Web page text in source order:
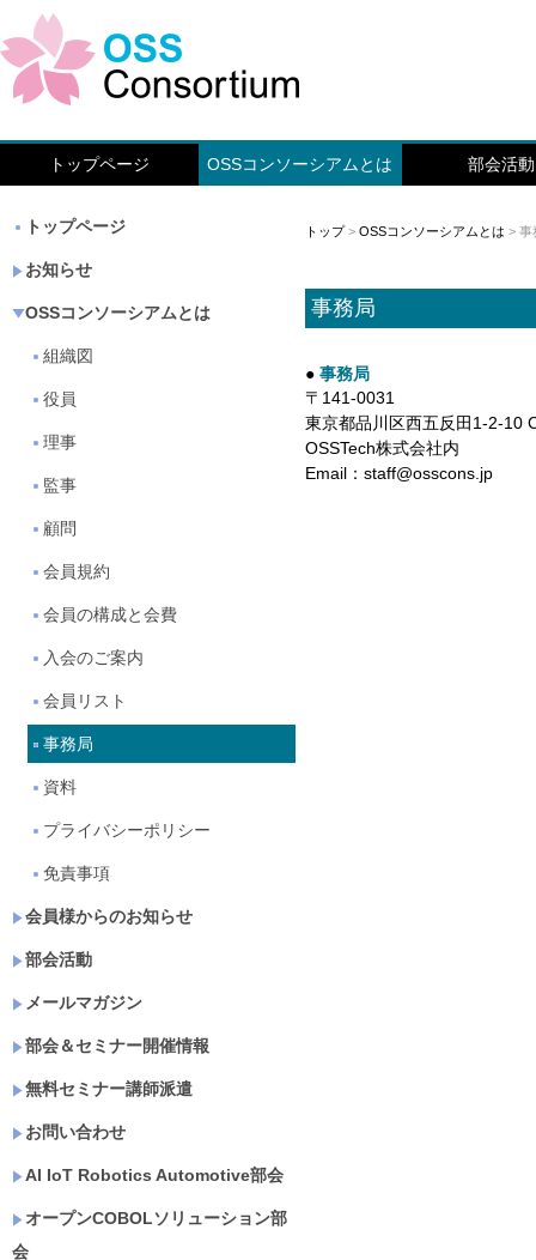
トップページ OSSコンソーシアムとは 部会活動
トップページ
お知らせ
OSSコンソーシアムとは
組織図
役員
理事
監事
顧問
会員規約
会員の構成と会費
入会のご案内
会員リスト
事務局
資料
プライバシーポリシー
免責事項
会員様からのお知らせ
部会活動
メールマガジン
部会＆セミナー開催情報
無料セミナー講師派遣
お問い合わせ
AI IoT Robotics Automotive部会
オープンCOBOLソリューション部
会
トップ> OSSコンソーシアムとは > 事
事務局
事務局
〒141-0031
東京都品川区西五反田1-2-10
OSSTech株式会社内
Email：staff@osscons.jp